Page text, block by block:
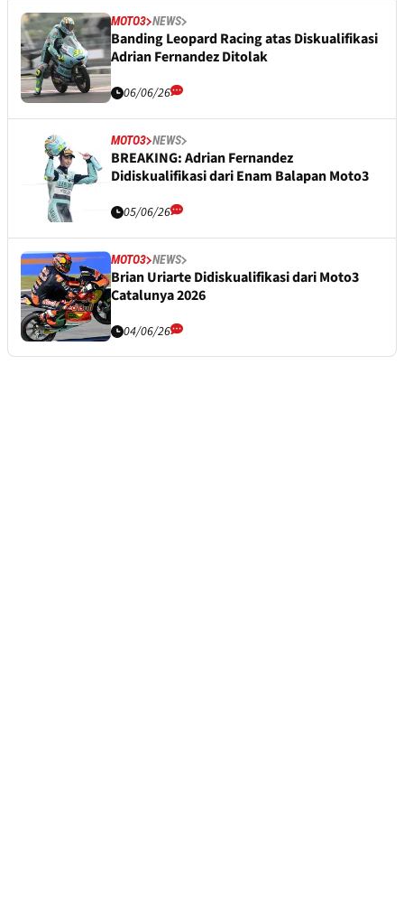
MOTO3 NEWS
Banding Leopard Racing atas Diskualifikasi
Adrian Fernandez Ditolak
06/06/26
MOTO3 NEWS
BREAKING: Adrian Fernandez
Didiskualifikasi dari Enam Balapan Moto3
05/06/26
MOTO3 NEWS
Brian Uriarte Didiskualifikasi dari Moto3
Catalunya 2026
04/06/26